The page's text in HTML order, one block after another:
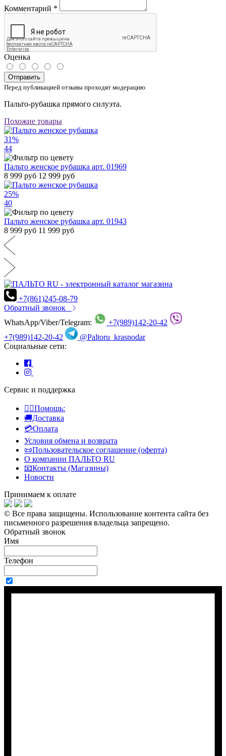
Комментарий *
Оценка
Отправить
Перед публикацией отзывы проходят модерацию
Пальто-рубашка прямого силуэта.
Похожие товары
31%
44
Пальто женское рубашка арт. 01969
8 999 руб 12 999 руб
25%
40
Пальто женское рубашка арт. 01943
8 999 руб 11 999 руб
+7(861)245-08-79
Обратный звонок
WhatsApp/Viber/Telegram:
+7(989)142-20-42
+7(989)142-20-42
@Paltoru_krasnodar
Социальные сети:
Сервис и поддержка
👍🏻Помощь:
🚚Доставка
💳Оплата
Условия обмена и возврата
📜Пользовательское соглашение (оферта)
О компании ПАЛЬТО RU
📧Контакты (Магазины)
Новости
Принимаем к оплате
© Все права защищены. Использование контента сайта без
письменного разрешения владельца запрещено.
Обратный звонок
Имя
Телефон